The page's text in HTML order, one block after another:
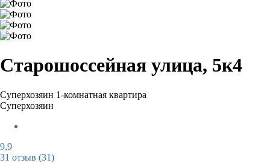
Старошоссейная улица, 5к4
Суперхозяин 1-комнатная квартира
Суперхозяин
9,9
31 отзыв (31)